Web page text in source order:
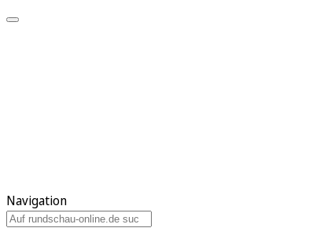
Navigation